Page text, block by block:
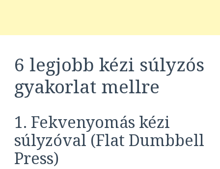
6 legjobb kézi súlyzós
gyakorlat mellre
1. Fekvenyomás kézi
súlyzóval (Flat Dumbbell
Press)